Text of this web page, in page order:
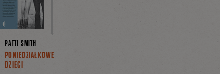
PATTI SMITH
PONIEDZIAŁKOWE
DZIECI